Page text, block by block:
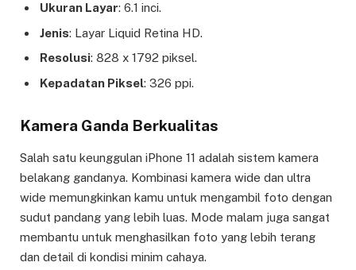
Ukuran Layar: 6.1 inci.
Jenis: Layar Liquid Retina HD.
Resolusi: 828 x 1792 piksel.
Kepadatan Piksel: 326 ppi.
Kamera Ganda Berkualitas
Salah satu keunggulan iPhone 11 adalah sistem kamera
belakang gandanya. Kombinasi kamera wide dan ultra
wide memungkinkan kamu untuk mengambil foto dengan
sudut pandang yang lebih luas. Mode malam juga sangat
membantu untuk menghasilkan foto yang lebih terang
dan detail di kondisi minim cahaya.